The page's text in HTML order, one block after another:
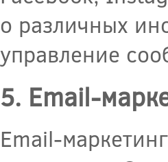
о различных
управление
5. Email-
Email-